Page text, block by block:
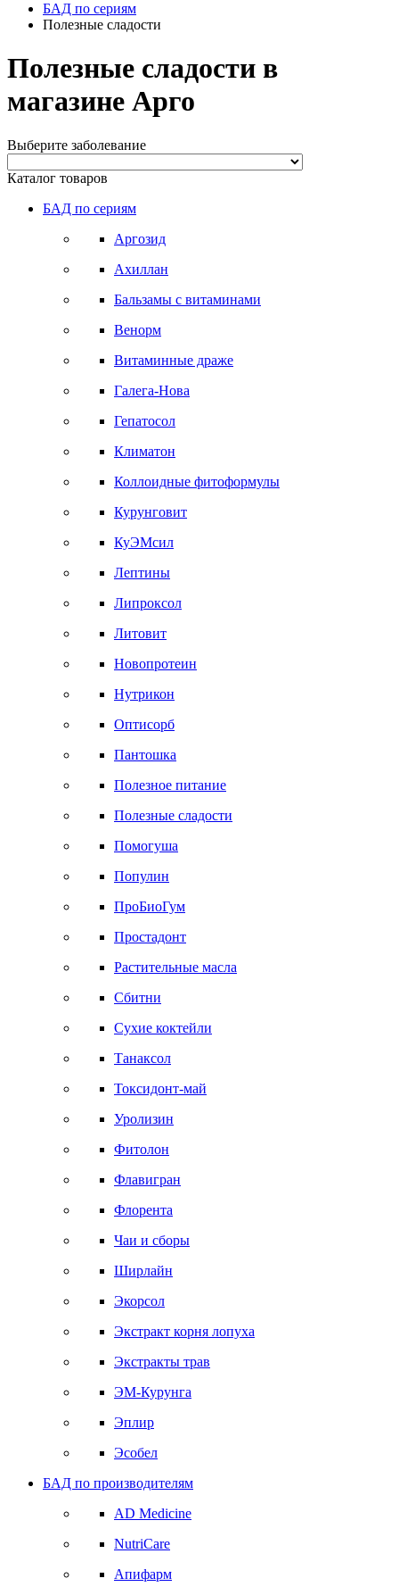
БАД по сериям
Полезные сладости
Полезные сладости в
магазине Арго
Выберите заболевание
Каталог товаров
БАД по сериям
Аргозид
Ахиллан
Бальзамы с витаминами
Венорм
Витаминные драже
Галега-Нова
Гепатосол
Климатон
Коллоидные фитоформулы
Курунговит
КуЭМсил
Лептины
Липроксол
Литовит
Новопротеин
Нутрикон
Оптисорб
Пантошка
Полезное питание
Полезные сладости
Помогуша
Популин
ПроБиоГум
Простадонт
Растительные масла
Сбитни
Сухие коктейли
Танаксол
Токсидонт-май
Уролизин
Фитолон
Флавигран
Флорента
Чаи и сборы
Ширлайн
Экорсол
Экстракт корня лопуха
Экстракты трав
ЭМ-Курунга
Эплир
Эсобел
БАД по производителям
AD Medicine
NutriCare
Апифарм